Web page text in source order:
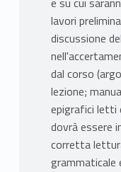
lavori
discussione
dal corso
lezione;
epigrafici letti
dovrà essere
corretta